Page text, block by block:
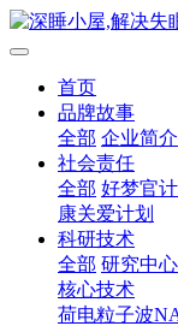
首页
品牌故事
全部 企业简介
社会责任
全部 好梦官计
康关爱计划
科研技术
全部 研究中心
核心技术
荷电粒子波